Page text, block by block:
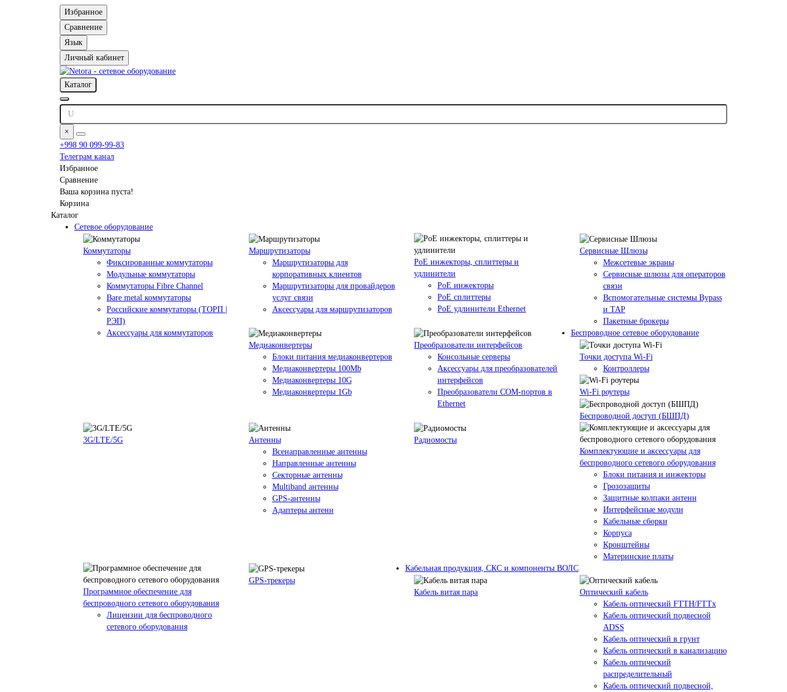
Избранное
Сравнение
Язык
Личный кабинет
Каталог
×
+998 90 099-99-83
Телеграм канал
Избранное
Сравнение
Ваша корзина пуста!
Корзина
Каталог
Сетевое оборудование
Коммутаторы
Фиксированные коммутаторы
Модульные коммутаторы
Коммутаторы Fibre Channel
Bare metal коммутаторы
Российские коммутаторы (ТОРП |
РЭП)
Аксессуары для коммутаторов
Маршрутизаторы
Маршрутизаторы для
корпоративных клиентов
Маршрутизаторы для провайдеров
услуг связи
Аксессуары для маршрутизаторов
PoE инжекторы, сплиттеры и
удлинители
PoE инжекторы
PoE сплиттеры
PoE удлинители Ethernet
Сервисные Шлюзы
Межсетевые экраны
Сервисные шлюзы для операторов
связи
Вспомогательные системы Bypass
и TAP
Пакетные брокеры
Медиаконвертеры
Блоки питания медиаконвертеров
Медиаконвертеры 100Mb
Медиаконвертеры 10G
Медиаконвертеры 1Gb
Преобразователи интерфейсов
Консольные серверы
Аксессуары для преобразователей
интерфейсов
Преобразователи COM-портов в
Ethernet
Беспроводное сетевое оборудование
Точки доступа Wi-Fi
Контроллеры
Wi-Fi роутеры
Беспроводной доступ (БШПД)
3G/LTE/5G
Антенны
Всенаправленные антенны
Направленные антенны
Секторные антенны
Multiband антенны
GPS-антенны
Адаптеры антенн
Радиомосты
Комплектующие и аксессуары для
беспроводного сетевого оборудования
Блоки питания и инжекторы
Грозозащиты
Защитные колпаки антенн
Интерфейсные модули
Кабельные сборки
Корпуса
Кронштейны
Материнские платы
Программное обеспечение для
беспроводного сетевого оборудования
Лицензии для беспроводного
сетевого оборудования
GPS-трекеры
Кабельная продукция, СКС и компоненты ВОЛС
Кабель витая пара
Оптический кабель
Кабель оптический FTTH/FTTx
Кабель оптический подвесной
ADSS
Кабель оптический в грунт
Кабель оптический в канализацию
Кабель оптический
распределительный
Кабель оптический подвесной,